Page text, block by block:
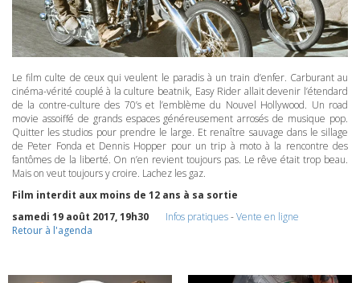
Le film culte de ceux qui veulent le paradis à un train d’enfer. Carburant au
cinéma-vérité couplé à la culture beatnik, Easy Rider allait devenir l’étendard
de la contre-culture des 70’s et l’emblème du Nouvel Hollywood. Un road
movie assoiffé de grands espaces généreusement arrosés de musique pop.
Quitter les studios pour prendre le large. Et renaître sauvage dans le sillage
de Peter Fonda et Dennis Hopper pour un trip à moto à la rencontre des
fantômes de la liberté. On n’en revient toujours pas. Le rêve était trop beau.
Mais on veut toujours y croire. Lachez les gaz.
Film interdit aux moins de 12 ans à sa sortie
samedi 19 août 2017, 19h30
Infos pratiques-Vente en ligne
Retour à l'agenda